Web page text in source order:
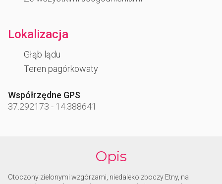
Lokalizacja
Głąb lądu
Teren pagórkowaty
Współrzędne GPS
37.292173 - 14.388641
Opis
Otoczony zielonymi wzgórzami, niedaleko zboczy Etny, na